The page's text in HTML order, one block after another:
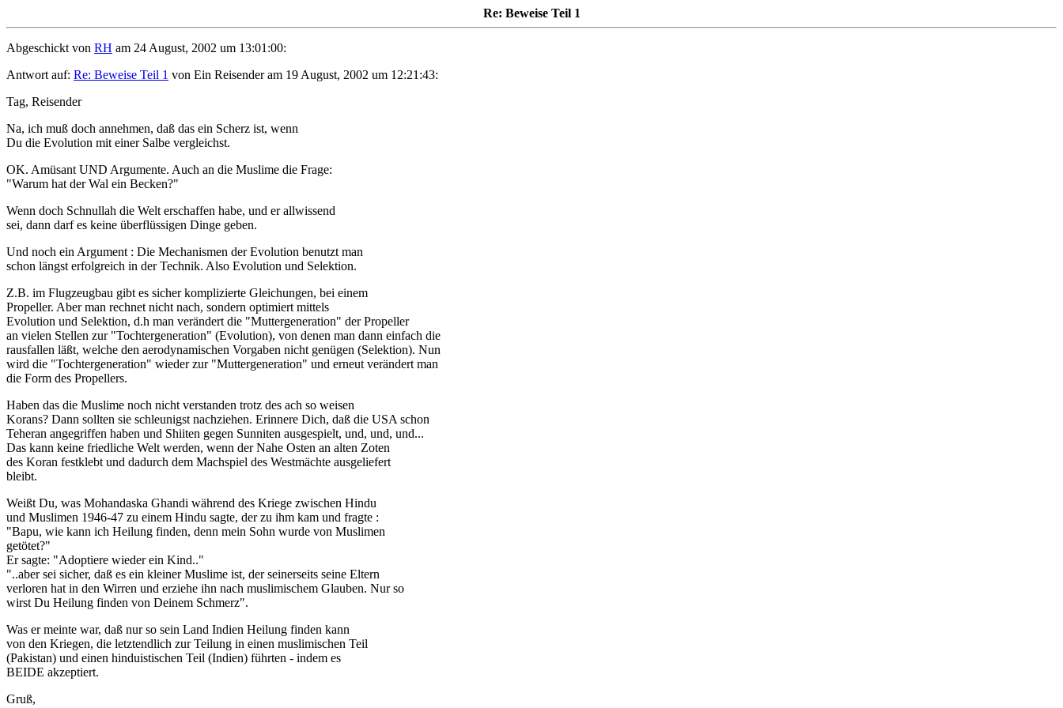
Re: Beweise Teil 1
Abgeschickt von RH am 24 August, 2002 um 13:01:00:
Antwort auf: Re: Beweise Teil 1 von Ein Reisender am 19 August, 2002 um 12:21:43:
Tag, Reisender
Na, ich muß doch annehmen, daß das ein Scherz ist, wenn
Du die Evolution mit einer Salbe vergleichst.
OK. Amüsant UND Argumente. Auch an die Muslime die Frage:
"Warum hat der Wal ein Becken?"
Wenn doch Schnullah die Welt erschaffen habe, und er allwissend
sei, dann darf es keine überflüssigen Dinge geben.
Und noch ein Argument : Die Mechanismen der Evolution benutzt man
schon längst erfolgreich in der Technik. Also Evolution und Selektion.
Z.B. im Flugzeugbau gibt es sicher komplizierte Gleichungen, bei einem
Propeller. Aber man rechnet nicht nach, sondern optimiert mittels
Evolution und Selektion, d.h man verändert die "Muttergeneration" der Propeller
an vielen Stellen zur "Tochtergeneration" (Evolution), von denen man dann einfach die
rausfallen läßt, welche den aerodynamischen Vorgaben nicht genügen (Selektion). Nun
wird die "Tochtergeneration" wieder zur "Muttergeneration" und erneut verändert man
die Form des Propellers.
Haben das die Muslime noch nicht verstanden trotz des ach so weisen
Korans? Dann sollten sie schleunigst nachziehen. Erinnere Dich, daß die USA schon
Teheran angegriffen haben und Shiiten gegen Sunniten ausgespielt, und, und, und...
Das kann keine friedliche Welt werden, wenn der Nahe Osten an alten Zoten
des Koran festklebt und dadurch dem Machspiel des Westmächte ausgeliefert
bleibt.
Weißt Du, was Mohandaska Ghandi während des Kriege zwischen Hindu
und Muslimen 1946-47 zu einem Hindu sagte, der zu ihm kam und fragte :
"Bapu, wie kann ich Heilung finden, denn mein Sohn wurde von Muslimen
getötet?"
Er sagte: "Adoptiere wieder ein Kind.."
"..aber sei sicher, daß es ein kleiner Muslime ist, der seinerseits seine Eltern
verloren hat in den Wirren und erziehe ihn nach muslimischem Glauben. Nur so
wirst Du Heilung finden von Deinem Schmerz".
Was er meinte war, daß nur so sein Land Indien Heilung finden kann
von den Kriegen, die letztendlich zur Teilung in einen muslimischen Teil
(Pakistan) und einen hinduistischen Teil (Indien) führten - indem es
BEIDE akzeptiert.
Gruß,